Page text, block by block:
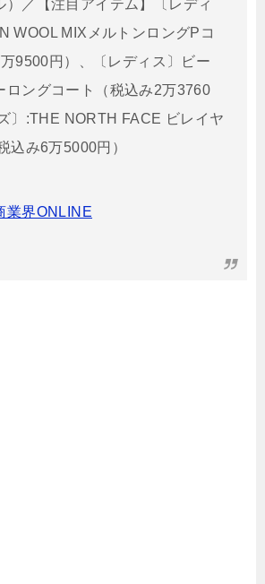
）／【注目アイテム】〔レディ
WOOL MIXメルトンロングPコ
9500円）、〔レディス〕ビー
ロングコート（税込み2万3760
〕:THE NORTH FACE ビレイヤ
込み6万5000円）
業界ONLINE